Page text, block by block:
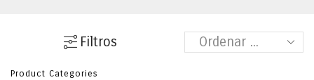
Filtros
Product Categories